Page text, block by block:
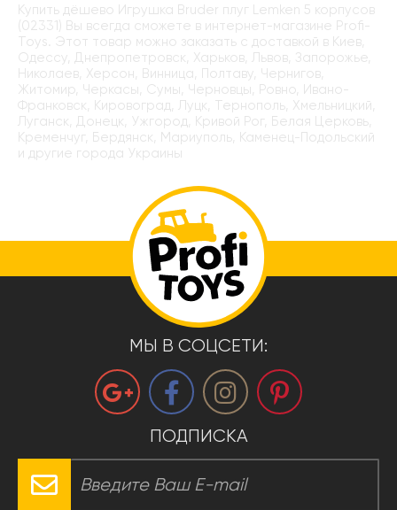
Купить дёшево Игрушка Bruder плуг Lemken 5 корпусов
(02331) Вы всегда сможете в интернет-магазине Profi-
Toys. Этот товар можно заказать с доставкой в Киев,
Одессу, Днепропетровск, Харьков, Львов, Запорожье,
Николаев, Херсон, Винница, Полтаву, Чернигов,
Житомир, Черкасы, Сумы, Черновцы, Ровно, Ивано-
Франковск, Кировоград, Луцк, Тернополь, Хмельницкий,
Луганск, Донецк, Ужгород, Кривой Рог, Белая Церковь,
Кременчуг, Бердянск, Мариуполь, Каменец-Подольский
и другие города Украины
МЫ В СОЦСЕТИ:
ПОДПИСКА